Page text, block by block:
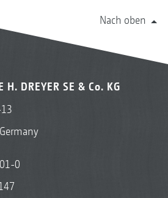
Nach oben
DREYER SE & Co. KG
0